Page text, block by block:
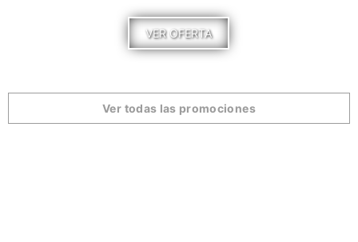
VER OFERTA
Ver todas las promociones